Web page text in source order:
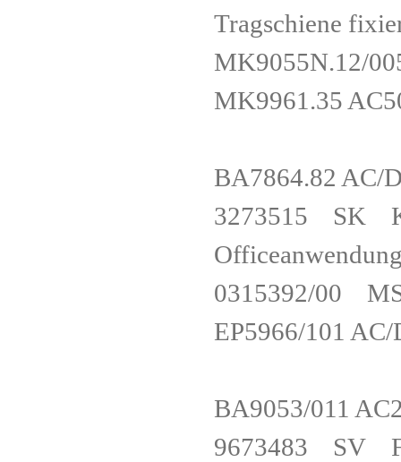
Tragschiene
MK9961.35
BA7864.82
3273515 SK
0315392/00
EP5966/101
BA9053/011
9673483 SV